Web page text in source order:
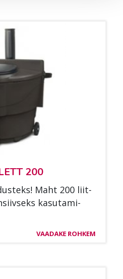
200
Maht 200 liit­
ka­su­ta­mi­
VAADAKE ROHKEM